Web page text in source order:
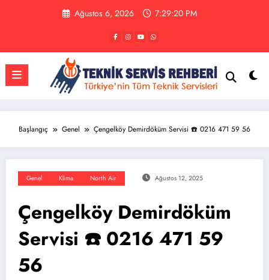
Ağustos 6, 2026 7:29:20 PM
Başlangıç Genel Çengelköy Demirdöküm Servisi ☎️ 0216 471 59 56
Genel Klima North Air Ağustos 12, 2025
Çengelköy Demirdöküm
Servisi ☎️ 0216 471 59
56